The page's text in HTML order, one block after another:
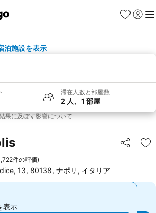
お気に入り
ログイ
メ
泊施設を表示
滞在人数と部屋数
2 人、1 部屋
果に及ぼす影響について
シェア
お
件の評価)
13, 80138, ナポリ, イタリア
表示
表示